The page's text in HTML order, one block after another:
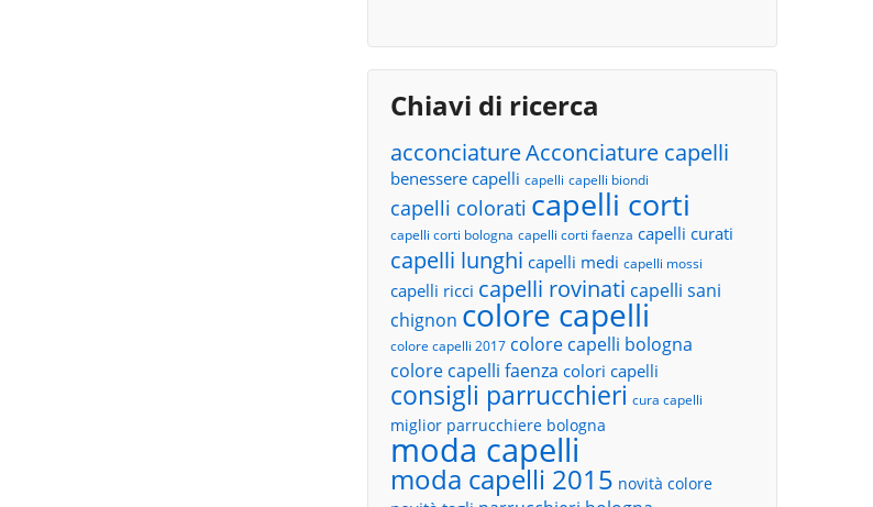
Chiavi di ricerca
acconciatureAcconciature capelli
benessere capelli capelli capelli biondi
capelli colorati capelli corti
capelli corti bologna capelli corti faenza capelli curati
capelli lunghi capelli medi capelli mossi
capelli ricci capelli rovinati capelli sani
chignon colore capelli
colore capelli 2017 colore capelli bologna
colore capelli faenza colori capelli
consigli parrucchieri cura capelli
miglior parrucchiere bologna
moda capelli
moda capelli 2015 novità colore